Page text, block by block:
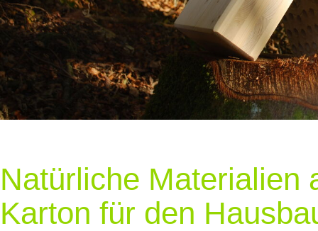
Natürliche Materialien
Karton für den